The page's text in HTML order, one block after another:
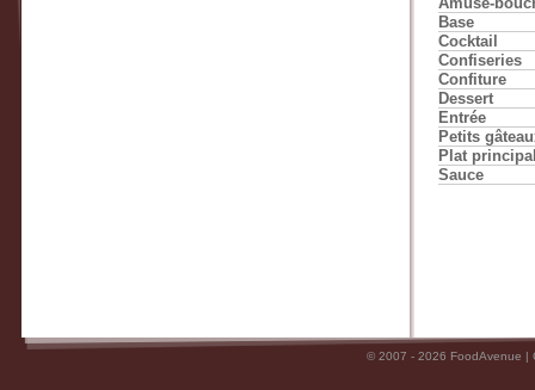
Base
Cocktail
Confiseries
Confiture
Dessert
Entrée
Petits
Plat
Sauce
© 2007 - 2026 FoodAvenue |